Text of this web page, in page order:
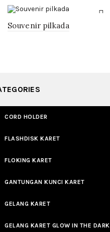
Souvenir pilkada
CORD HOLDER
FLASHDISK KARET
FLOKING KARET
GANTUNGAN KUNCI KARET
GELANG KARET
GELANG KARET GLOW IN THE DARK